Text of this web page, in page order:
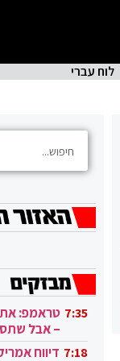
לוח עברי
7:35 טראמפ:
– אבל
בעזה 7:18 דיווח